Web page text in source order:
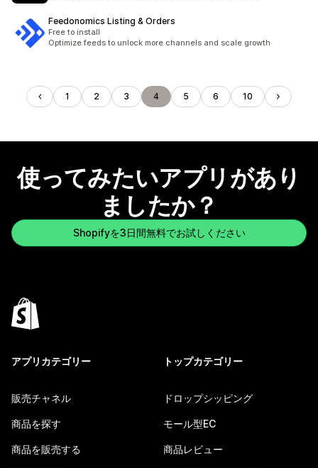
Feedonomics Listing & Orders
Free to install
Optimize feeds to unlock more channels and scale growth
1 2 3 4 5 6 10
使ってみたいアプリがあり
ましたか？
Shopifyを3日間無料でお試しください
アプリカテゴリー
販売チャネル
商品を探す
商品を販売する
トップカテゴリー
ドロップシッピング
モール型EC
商品レビュー